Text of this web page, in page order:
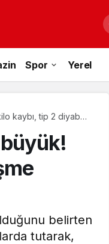
Spor Yerel
kaybı, tip 2 diyabet
belirten
tutarak,